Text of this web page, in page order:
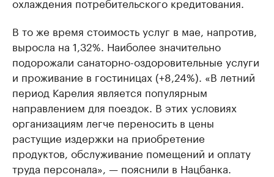
В то же время стоимость услуг в мае, напротив,
выросла на 1,32%. Наиболее значительно
подорожали санаторно-оздоровительные услуги
и проживание в гостиницах (+8,24%). «В летний
период Карелия является популярным
направлением для поездок. В этих условиях
организациям легче переносить в цены
растущие издержки на приобретение
продуктов, обслуживание помещений и оплату
труда персонала», — пояснили в Нацбанка.